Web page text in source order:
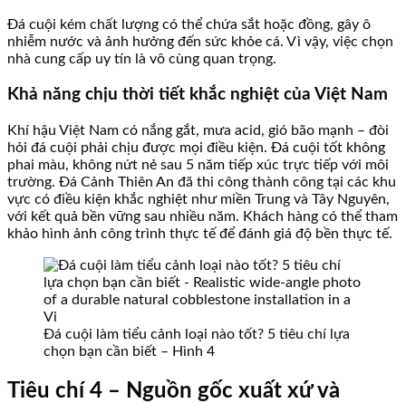
Đá cuội kém chất lượng có thể chứa sắt hoặc đồng, gây ô
nhiễm nước và ảnh hưởng đến sức khỏe cá. Vì vậy, việc chọn
nhà cung cấp uy tín là vô cùng quan trọng.
Khả năng chịu thời tiết khắc nghiệt của Việt Nam
Khí hậu Việt Nam có nắng gắt, mưa acid, gió bão mạnh – đòi
hỏi đá cuội phải chịu được mọi điều kiện. Đá cuội tốt không
phai màu, không nứt nẻ sau 5 năm tiếp xúc trực tiếp với môi
trường. Đá Cảnh Thiên An đã thi công thành công tại các khu
vực có điều kiện khắc nghiệt như miền Trung và Tây Nguyên,
với kết quả bền vững sau nhiều năm. Khách hàng có thể tham
khảo hình ảnh công trình thực tế để đánh giá độ bền thực tế.
Đá cuội làm tiểu cảnh loại nào tốt? 5 tiêu chí lựa
chọn bạn cần biết – Hình 4
Tiêu chí 4 – Nguồn gốc xuất xứ và